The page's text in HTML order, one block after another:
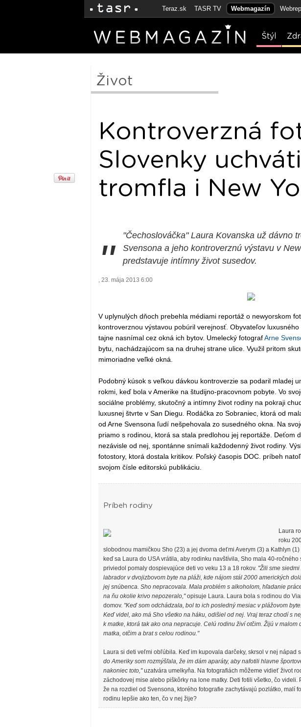
Teraz.sk TASR TV Webmagazín
Štýl
Život
Kontroverzná
Slovenky
tromfla i New
"
"Čechoslováčka" Laura Kovanska už dávno
Svensona a jeho kontroverznú výstavu v
predstavuje intímny život susedov.
, 23. mája 2013 6:00
V uplynulých dňoch prebehla médiami reportáž o newyorskom
kontroverznou výstavou pobúril verejnosť. Obyvateľov
tajne nasnímal cez okná ich bytov. Umelecký fotografArne
bytu, nachádzajúcom sa na druhej strane ulice. Využil pritom
mimoriadne veľké okná.
Podobný kúsok s veľkou dávkou kontroverzie sa podaril mladej
rokmi, keď bola v Amerike na študijno-pracovnom pobyte. Vo
sociálne problémy, skutočný a intímny život rodiny na pokraji
luxusnej štvrte v San Diegu. Rodáčka zo Sobraniec, ktorá od
od Arne Svensona ľudí nešpehovala zo susedného okna. Na
priamo s rodinou, ktorá sa stala predlohou jej reportáže. Deťom
nezávisle od nej, spontánne snímali každodenný život rodiny.
fotostory, ktorá dostala kritikov. Poľský časopis DOC. príbeh
svojom čísle editorskú publikáciu.
Príbeh rodiny
Laura
roku
slobodnou mamičkou Sho (23) a jej dvoma deťmi Averym (3) a Kathlyn
keď sa Laura do USA vrátila, aby rodinku navštívila, Sho mala 40-
priviedol pomaly dospievajúce deti vo veku 13 a 18 rokov. "Žili sme
labrador v dvojizbovom byte na pláži, kde nájom stál 2000 amerických
jej snúbenca. Sho nepracovala. Mala problém s alkoholom, hľadanie
na ňu okolie krivo nepozeralo,"opisuje Laura. Laura bola s rodinou do
domov. "Keď som odchádzala, bol to ich posledný mesiac v plážovom
Keď videl, ako má Sho všetko na háku, odišiel od nej. Vraj teraz chodí s
k matke, ktorá tak ako ona nepracuje. Celú rodinu živí otčim. Žijú v malom
matka, otčim a brat s celou rodinou."
Laura si deti veľmi obľúbila. Keď im kupovala darčeky, skrsol v nej nápad
do Ameriky som rozmýšľala, že im dám aparáty, aby nafotili hlavne
nakoniec toto,"uzatvára umelkyňa. Na fotografiách môžeme vidieť život
záchodovej mise alebo piškôrky na lone matky. Deti fotili všetko, čo videli.
že na rozdiel od Svensona, ktorého fotografie zachytávajú pozlátko, malí
rodinu lepšie ako ten, čo v nej žije?